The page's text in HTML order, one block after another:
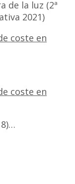
de la luz (2ª
2021)